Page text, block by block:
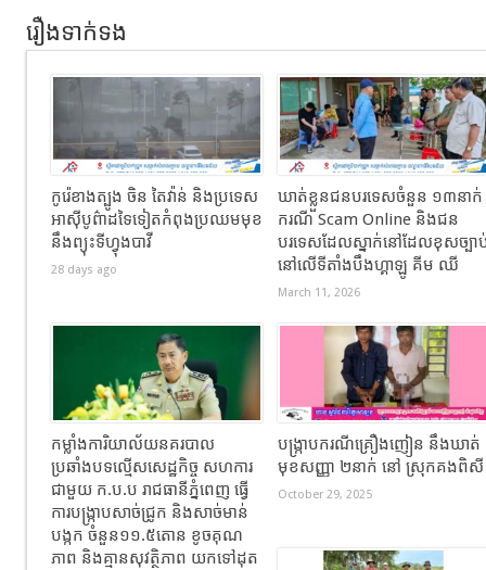
រឿងទាក់ទង
កូរ៉េខាងត្បូង ចិន តៃវ៉ាន់ និងប្រទេស
អាស៊ីបូព៌ាដទៃទៀតកំពុងប្រឈមមុខ
នឹងព្យុះទីហ្វុងបាវី
28 days ago
ឃាត់ខ្លួនជនបរទេសចំនួន ១៣នាក់
ករណី Scam Online និងជន
បរទេសដែលស្នាក់នៅដែលខុសច្បា
នៅលើទីតាំងបឹងហ្គាឡូ គីម ឈី
March 11, 2026
កម្លាំងការិយាល័យនគរបាល
ប្រឆាំងបទល្មើសសេដ្ឋកិច្ច សហការ
ជាមួយ ក.ប.ប រាជធានីភ្នំពេញ ធ្វើ
ការបង្ក្រាបសាច់ជ្រូក និងសាច់មាន់
បង្កក ចំនួន១១.៥តោន ខូចគុណ
ភាព និងគ្មានសុវត្ថិភាព យកទៅដុត
បង្ក្រាបករណីគ្រឿងញៀន នឹងឃាត់
មុខសញ្ញា ២នាក់ នៅ ស្រុកគងពិ
October 29, 2025